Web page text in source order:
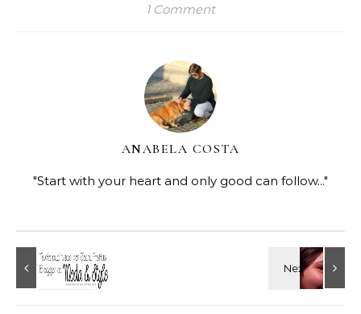
1 Comment
ANABELA COSTA
"Start with your heart and only good can follow..."